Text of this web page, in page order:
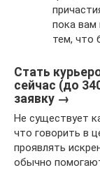
пока
тем, что
Стать
сейчас (до
заявку →
Не существует
что говорить в
проявлять
обычно